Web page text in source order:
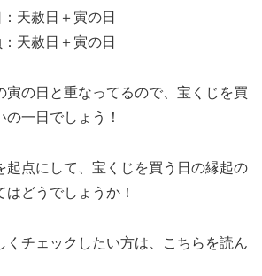
天赦日＋寅の日
天赦日＋寅の日
寅の日と重なってるので、宝くじを買
の一日でしょう！
起点にして、宝くじを買う日の縁起の
どうでしょうか！
くチェックしたい方は、こちらを読ん